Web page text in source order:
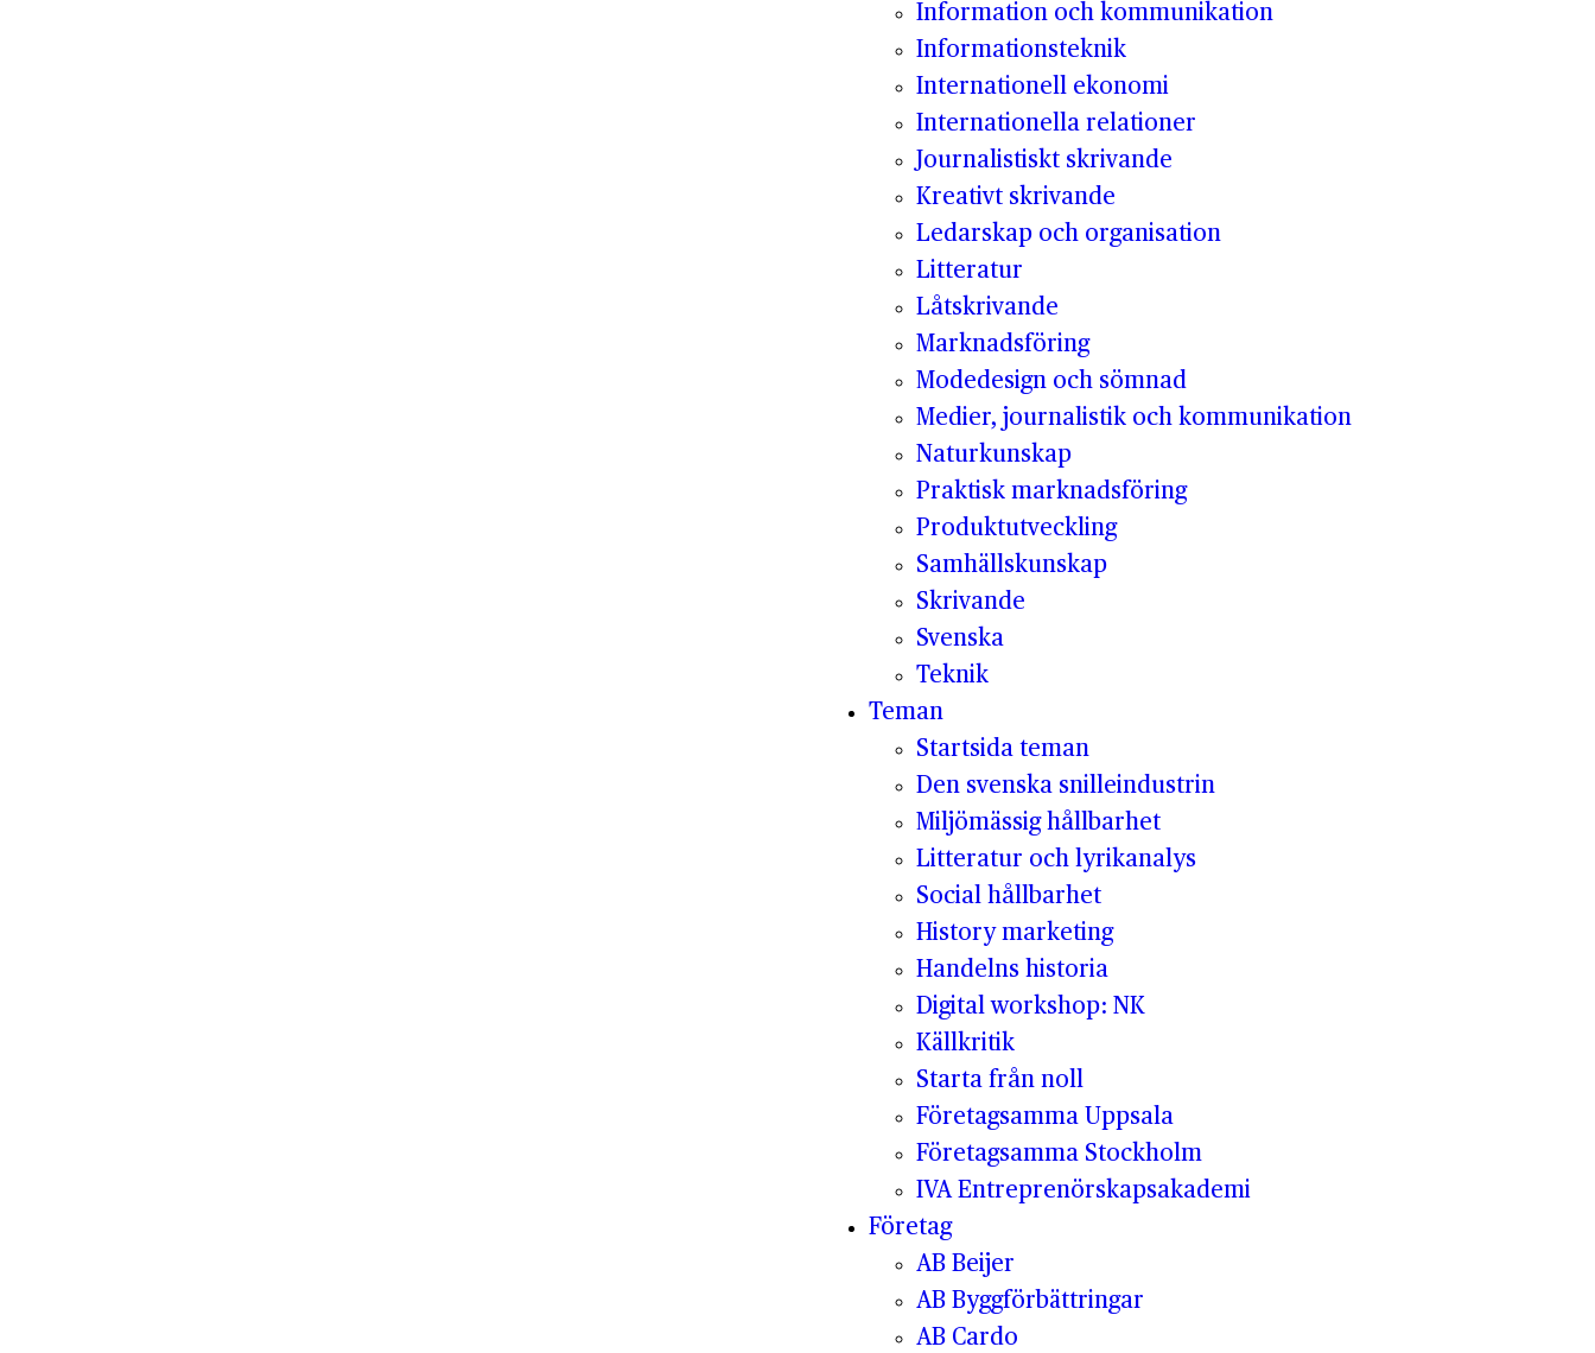
Information och kommunikation
Informationsteknik
Internationell ekonomi
Internationella relationer
Journalistiskt skrivande
Kreativt skrivande
Ledarskap och organisation
Litteratur
Låtskrivande
Marknadsföring
Modedesign och sömnad
Medier, journalistik och kommunikation
Naturkunskap
Praktisk marknadsföring
Produktutveckling
Samhällskunskap
Skrivande
Svenska
Teknik
Teman
Startsida teman
Den svenska snilleindustrin
Miljömässig hållbarhet
Litteratur och lyrikanalys
Social hållbarhet
History marketing
Handelns historia
Digital workshop: NK
Källkritik
Starta från noll
Företagsamma Uppsala
Företagsamma Stockholm
IVA Entreprenörskapsakademi
Företag
AB Beijer
AB Byggförbättringar
AB Cardo